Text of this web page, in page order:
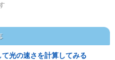
光の速さを計算してみる